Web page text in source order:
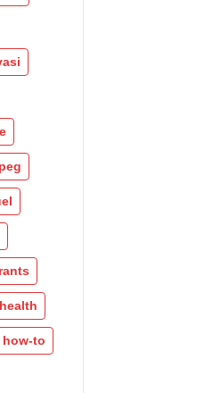
health
how-to